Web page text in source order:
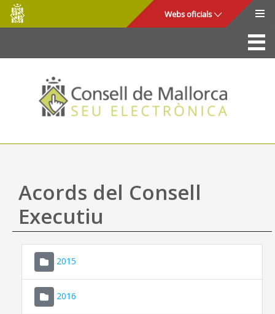
Salta al contingut principal
Consell
de
Mallorca
Webs oficials
La Seu
Consell de Mallorca
Accés i seguretat
Utilitats
Ajuda
Acords del Consell
Executiu
2015
2016